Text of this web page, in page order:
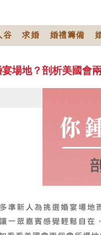
谷 求婚 婚禮籌備
場地？剖析美國會